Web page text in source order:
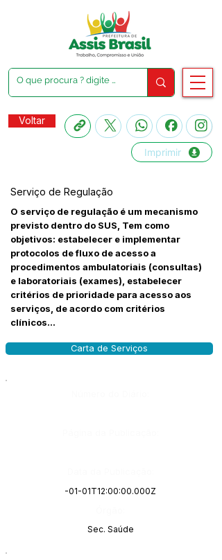
Voltar
Imprimir
Serviço de Regulação
O serviço de regulação é um mecanismo
previsto dentro do SUS, Tem como
objetivos: estabelecer e implementar
protocolos de fluxo de acesso a
procedimentos ambulatoriais (consultas)
e laboratoriais (exames), estabelecer
critérios de prioridade para acesso aos
serviços, de acordo com critérios
clínicos...
Carta de Serviços
-01-01T12:00:00.000Z
Sec. Saúde